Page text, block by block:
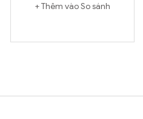
Thêm vào So sánh